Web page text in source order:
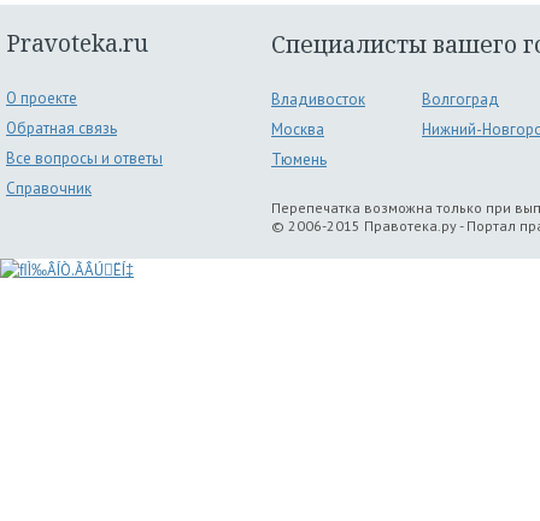
Pravoteka.ru
О проекте
Обратная связь
Все вопросы и ответы
Справочник
Специалисты вашего
Владивосток
Волгоград
Москва
Нижний-
Тюмень
Перепечатка возможна только при
© 2006-2015 Правотека.ру - Портал